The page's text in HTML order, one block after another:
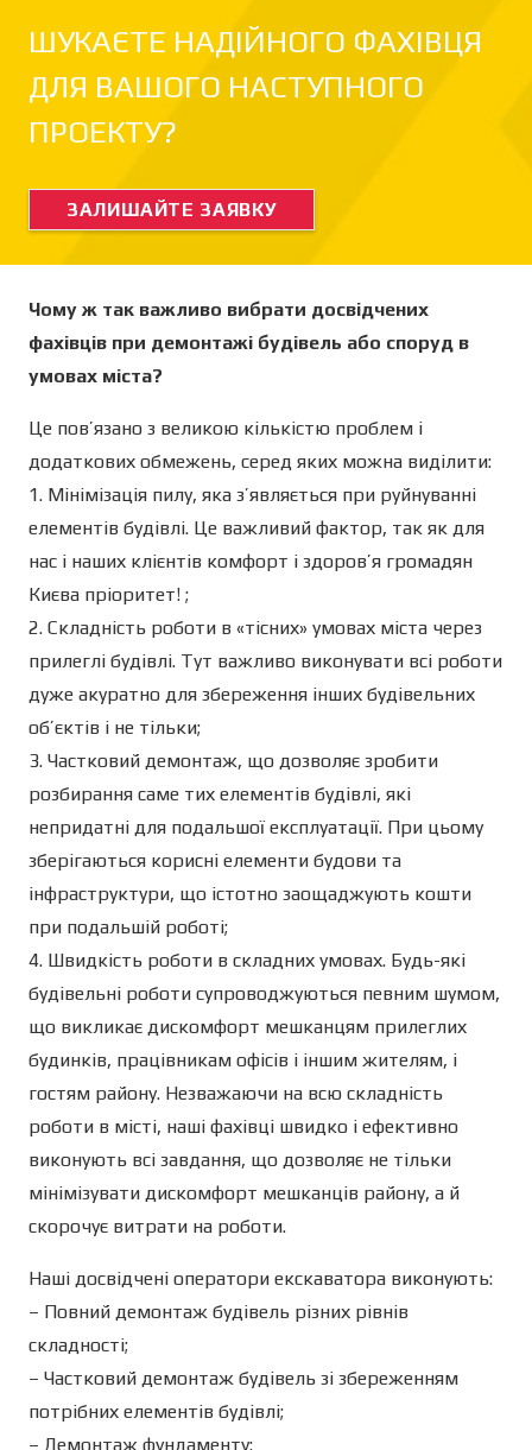
ШУКАЄТЕ НАДІЙНОГО ФАХІВЦЯ
ДЛЯ ВАШОГО НАСТУПНОГО
ПРОЕКТУ?
ЗАЛИШАЙТЕ ЗАЯВКУ
Чому ж так важливо вибрати досвідчених
фахівців при демонтажі будівель або споруд в
умовах міста?
Це пов’язано з великою кількістю проблем і
додаткових обмежень, серед яких можна виділити:
1. Мінімізація пилу, яка з’являється при руйнуванні
елементів будівлі. Це важливий фактор, так як для
нас і наших клієнтів комфорт і здоров’я громадян
Києва пріоритет! ;
2. Складність роботи в «тісних» умовах міста через
прилеглі будівлі. Тут важливо виконувати всі роботи
дуже акуратно для збереження інших будівельних
об’єктів і не тільки;
3. Частковий демонтаж, що дозволяє зробити
розбирання саме тих елементів будівлі, які
непридатні для подальшої експлуатації. При цьому
зберігаються корисні елементи будови та
інфраструктури, що істотно заощаджують кошти
при подальшій роботі;
4. Швидкість роботи в складних умовах. Будь-які
будівельні роботи супроводжуються певним шумом,
що викликає дискомфорт мешканцям прилеглих
будинків, працівникам офісів і іншим жителям, і
гостям району. Незважаючи на всю складність
роботи в місті, наші фахівці швидко і ефективно
виконують всі завдання, що дозволяє не тільки
мінімізувати дискомфорт мешканців району, а й
скорочує витрати на роботи.
Наші досвідчені оператори екскаватора виконують:
– Повний демонтаж будівель різних рівнів
складності;
– Частковий демонтаж будівель зі збереженням
потрібних елементів будівлі;
– Демонтаж фундаменту;